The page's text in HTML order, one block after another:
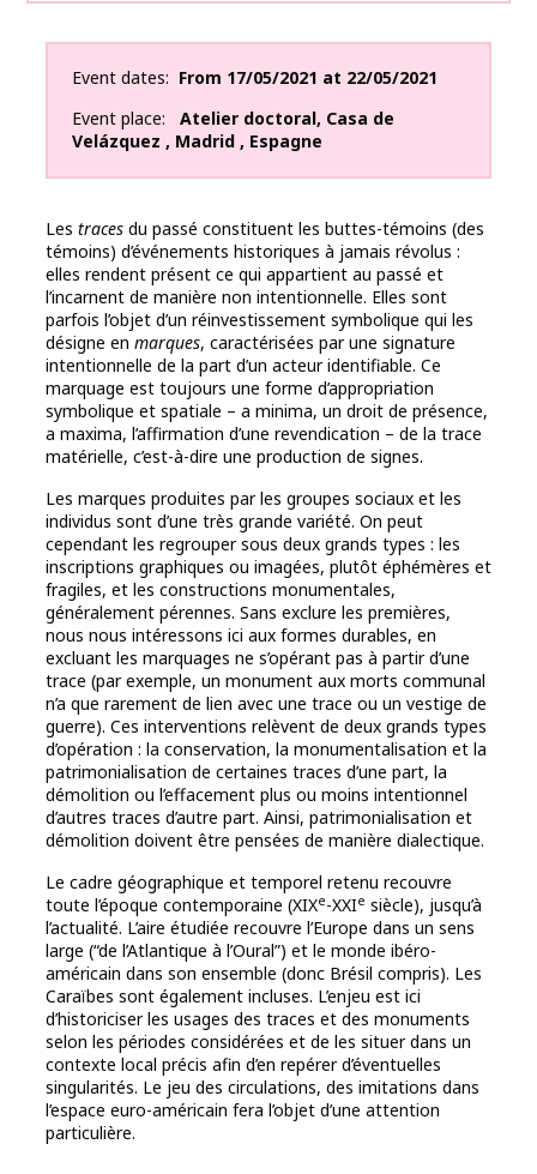
Event dates From 17/05/2021 at 22/05/2021
Event place
Atelier doctoral, Casa de
Velázquez , Madrid , Espagne
Les traces du passé constituent les buttes-témoins (des
témoins) d’événements historiques à jamais révolus :
elles rendent présent ce qui appartient au passé et
l’incarnent de manière non intentionnelle. Elles sont
parfois l’objet d’un réinvestissement symbolique qui les
désigne en marques, caractérisées par une signature
intentionnelle de la part d’un acteur identifiable. Ce
marquage est toujours une forme d’appropriation
symbolique et spatiale – a minima, un droit de présence,
a maxima, l’affirmation d’une revendication – de la trace
matérielle, c’est-à-dire une production de signes.
Les marques produites par les groupes sociaux et les
individus sont d’une très grande variété. On peut
cependant les regrouper sous deux grands types : les
inscriptions graphiques ou imagées, plutôt éphémères et
fragiles, et les constructions monumentales,
généralement pérennes. Sans exclure les premières,
nous nous intéressons ici aux formes durables, en
excluant les marquages ne s’opérant pas à partir d’une
trace (par exemple, un monument aux morts communal
n’a que rarement de lien avec une trace ou un vestige de
guerre). Ces interventions relèvent de deux grands types
d’opération : la conservation, la monumentalisation et la
patrimonialisation de certaines traces d’une part, la
démolition ou l’effacement plus ou moins intentionnel
d’autres traces d’autre part. Ainsi, patrimonialisation et
démolition doivent être pensées de manière dialectique.
Le cadre géographique et temporel retenu recouvre
toute l’époque contemporaine (XIXe-XXIe siècle), jusqu’à
l’actualité. L’aire étudiée recouvre l’Europe dans un sens
large (“de l’Atlantique à l’Oural”) et le monde ibéro-
américain dans son ensemble (donc Brésil compris). Les
Caraïbes sont également incluses. L’enjeu est ici
d’historiciser les usages des traces et des monuments
selon les périodes considérées et de les situer dans un
contexte local précis afin d’en repérer d’éventuelles
singularités. Le jeu des circulations, des imitations dans
l’espace euro-américain fera l’objet d’une attention
particulière.